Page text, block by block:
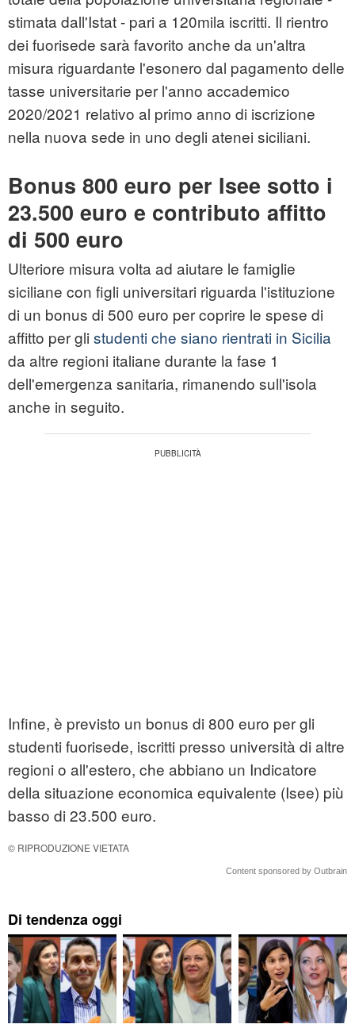
stimata dall'Istat - pari a 120mila iscritti. Il rientro
dei fuorisede sarà favorito anche da un'altra
misura riguardante l'esonero dal pagamento delle
tasse universitarie per l'anno accademico
2020/2021 relativo al primo anno di iscrizione
nella nuova sede in uno degli atenei siciliani.
Bonus 800 euro per Isee sotto i
23.500 euro e contributo affitto
di 500 euro
Ulteriore misura volta ad aiutare le famiglie
siciliane con figli universitari riguarda l'istituzione
di un bonus di 500 euro per coprire le spese di
affitto per gli studenti che siano rientrati in Sicilia
da altre regioni italiane durante la fase 1
dell'emergenza sanitaria, rimanendo sull'isola
anche in seguito.
Infine, è previsto un bonus di 800 euro per gli
studenti fuorisede, iscritti presso università di altre
regioni o all'estero, che abbiano un Indicatore
della situazione economica equivalente (Isee) più
basso di 23.500 euro.
© RIPRODUZIONE VIETATA
Content sponsored by Outbrain
Di tendenza oggi